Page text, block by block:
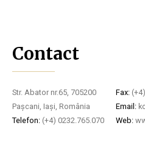
Contact
Str. Abator nr.65, 705200
Pașcani, Iași, România
Telefon: (+4) 0232.765.070
Fax:
Email:
Web: